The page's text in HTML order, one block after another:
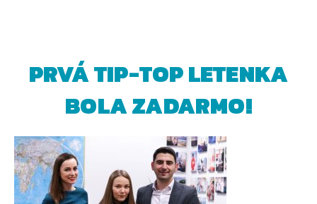
PRVÁ TIP-TOP LETENKA
BOLA ZADARMO!